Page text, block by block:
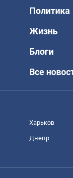
Политика
Жизнь
Блоги
Все
Харьков
Днепр